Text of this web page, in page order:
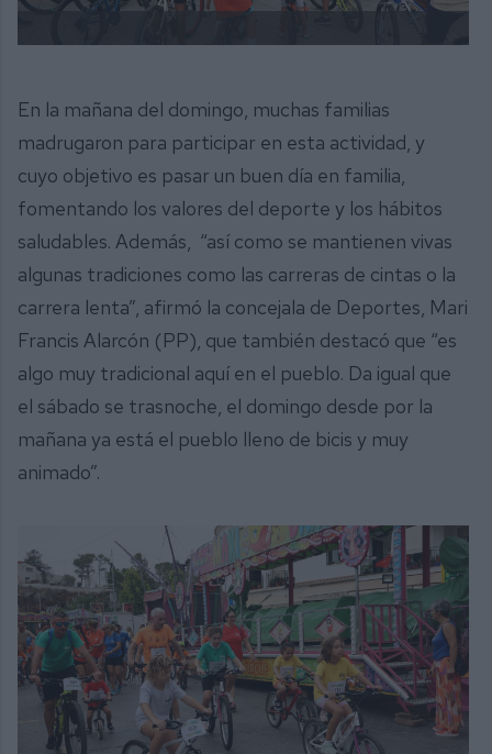
En la mañana del domingo, muchas familias
madrugaron para participar en esta actividad, y
cuyo objetivo es pasar un buen día en familia,
fomentando los valores del deporte y los hábitos
saludables. Además, “así como se mantienen vivas
algunas tradiciones como las carreras de cintas o la
carrera lenta”, afirmó la concejala de Deportes, Mari
Francis Alarcón (PP), que también destacó que “es
algo muy tradicional aquí en el pueblo. Da igual que
el sábado se trasnoche, el domingo desde por la
mañana ya está el pueblo lleno de bicis y muy
animado”.